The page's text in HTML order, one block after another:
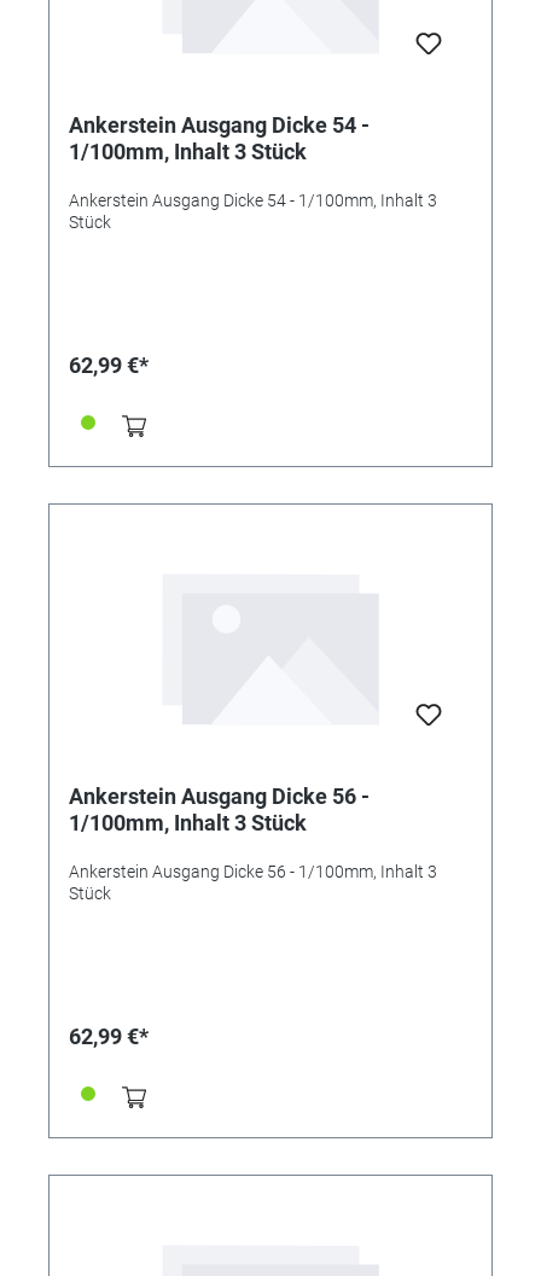
Ankerstein Ausgang Dicke 54 -
1/100mm, Inhalt 3 Stück
Ankerstein Ausgang Dicke 54 - 1/100mm, Inhalt 3
Stück
62,99 €*
Ankerstein Ausgang Dicke 56 -
1/100mm, Inhalt 3 Stück
Ankerstein Ausgang Dicke 56 - 1/100mm, Inhalt 3
Stück
62,99 €*